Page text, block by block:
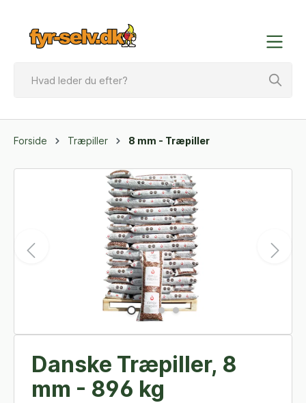
Forside Træpiller 8 mm - Træpiller
Danske Træpiller, 8
mm - 896 kg